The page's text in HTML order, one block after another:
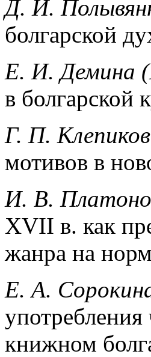
Д. И.
болгарской
Е. И. Демина
в болгарской
Г. П.
мотивов в
И. В.
XVII в. как
жанра на
Е. А.
книжном